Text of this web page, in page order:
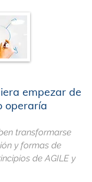
empezar de
operaría
transformarse
y formas de
de AGILE y